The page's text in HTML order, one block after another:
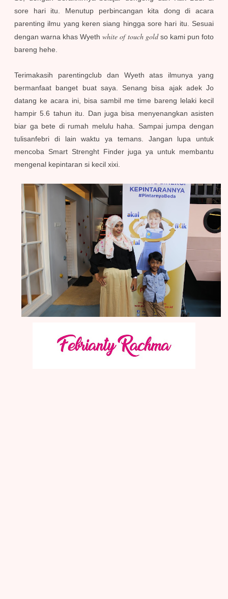
sore hari itu. Menutup perbincangan kita dong di acara
parenting ilmu yang keren siang hingga sore hari itu. Sesuai
dengan warna khas Wyethwhite of touch goldso kami pun foto
bareng hehe.
Terimakasih parentingclub dan Wyeth atas ilmunya yang
bermanfaat banget buat saya. Senang bisa ajak adek Jo
datang ke acara ini, bisa sambil me time bareng lelaki kecil
hampir 5.6 tahun itu. Dan juga bisa menyenangkan asisten
biar ga bete di rumah melulu haha. Sampai jumpa dengan
tulisanfebri di lain waktu ya temans. Jangan lupa untuk
mencoba Smart Strenght Finder juga ya untuk membantu
mengenal kepintaran si kecil xixi.